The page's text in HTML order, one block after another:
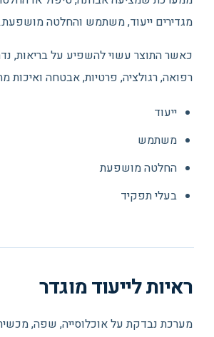
מגדירים ייעוד, משתמש והחלטה מושפעת.
כאשר התוצר עשוי להשפיע על בריאות,
רפואה, רגולציה, פרטיות, אבטחה ואיכות
ייעוד
משתמש
החלטה מושפעת
בעלי תפקיד
ראיות לייעוד מוגדר
מערכת נבדקת על אוכלוסייה, שפה,